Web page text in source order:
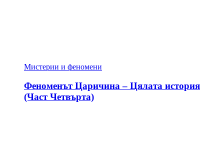
Мистерии и феномени
Феноменът Царичина – Цялата история
(Част Четвърта)